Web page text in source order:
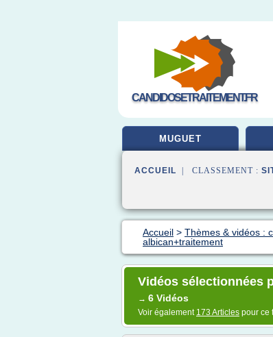
CANDIDOSETRAITEMENT.FR
MUGUET
ACCUEIL | CLASSEMENT :
Accueil > Thèmes & vidéos :
albican+traitement
Vidéos sélectionnées
→ 6 Vidéos
Voir également 173 Articles pour ce